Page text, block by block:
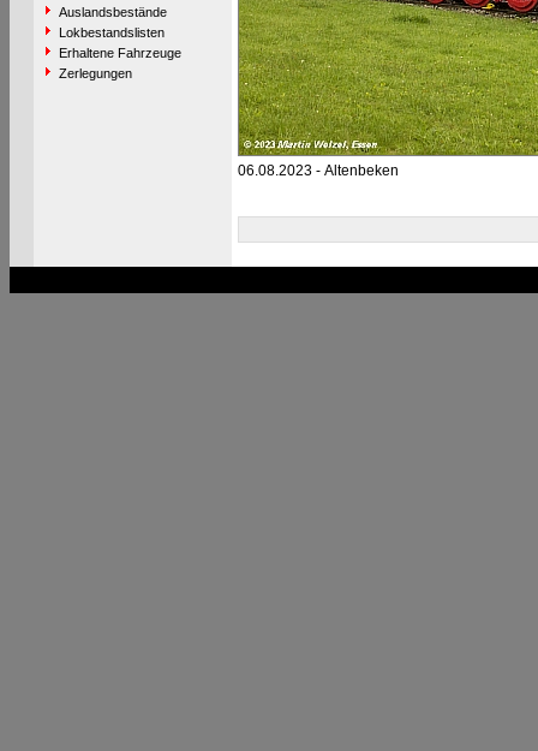
Auslandsbestände
Lokbestandslisten
Erhaltene Fahrzeuge
Zerlegungen
06.08.2023 - Altenbeken